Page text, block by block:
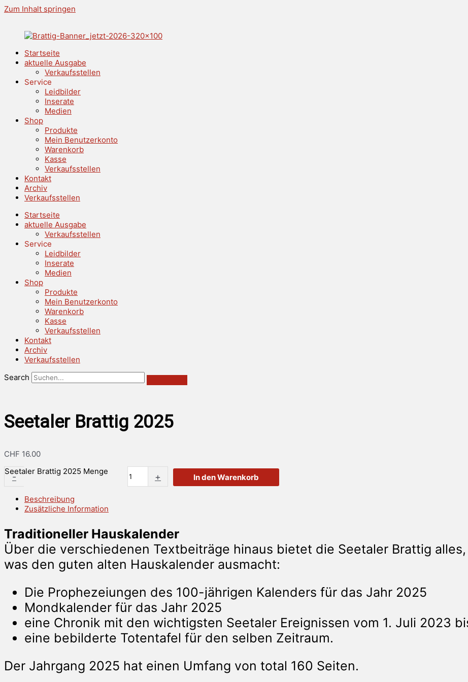
Zum Inhalt springen
Startseite
aktuelle Ausgabe
Verkaufsstellen
Service
Leidbilder
Inserate
Medien
Shop
Produkte
Mein Benutzerkonto
Warenkorb
Kasse
Verkaufsstellen
Kontakt
Archiv
Verkaufsstellen
Startseite
aktuelle Ausgabe
Verkaufsstellen
Service
Leidbilder
Inserate
Medien
Shop
Produkte
Mein Benutzerkonto
Warenkorb
Kasse
Verkaufsstellen
Kontakt
Archiv
Verkaufsstellen
Search
Seetaler Brattig 2025
CHF 16.00
-
Seetaler Brattig 2025 Menge + In den Warenkorb
Beschreibung
Zusätzliche Information
Traditioneller Hauskalender
Über die verschiedenen Textbeiträge hinaus bietet die Seetaler Brattig alles,
was den guten alten Hauskalender ausmacht:
Die Prophezeiungen des 100-jährigen Kalenders für das Jahr 2025
Mondkalender für das Jahr 2025
eine Chronik mit den wichtigsten Seetaler Ereignissen vom 1. Juli 2023
eine bebilderte Totentafel für den selben Zeitraum.
Der Jahrgang 2025 hat einen Umfang von total 160 Seiten.